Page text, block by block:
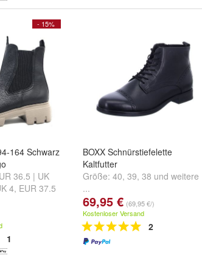
- 15%
164 Schwarz
36.5 | UK
4, EUR 37.5
1
BOXX Schnürstiefelette
Kaltfutter
Größe: 40, 39, 38 und weitere
...
69,95 € (69,95 €/)
Kostenloser Versand
2